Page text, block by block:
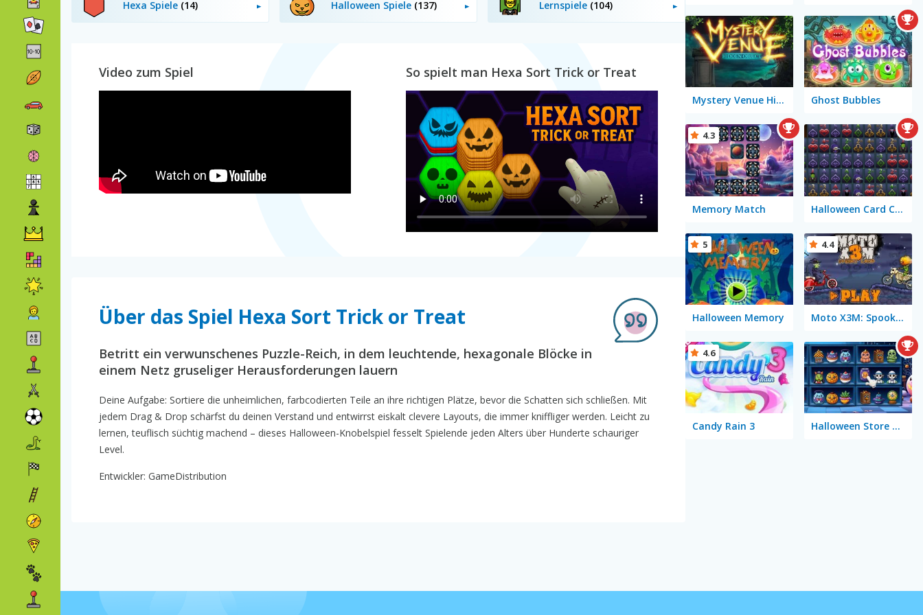
Hexa Spiele (14) Halloween Spiele (137) Lernspiele (104)
Video zum Spiel So spielt man Hexa Sort Trick or Treat
Über das Spiel Hexa Sort Trick or Treat
Betritt ein verwunschenes Puzzle-Reich, in dem leuchtende, hexagonale Blöcke in
einem Netz gruseliger Herausforderungen lauern
Deine Aufgabe: Sortiere die unheimlichen, farbcodierten Teile an ihre richtigen Plätze, bevor die Schatten sich schließen. Mit
jedem Drag & Drop schärfst du deinen Verstand und entwirrst eiskalt clevere Layouts, die immer kniffliger werden. Leicht zu
lernen, teuflisch süchtig machend – dieses Halloween-Knobelspiel fesselt Spielende jeden Alters über Hunderte schauriger
Level.
Entwickler: GameDistribution
Mystery Venue Hidden Object Ghost Bubbles
Memory Match
4.3
Halloween Card Connect
Halloween Memory
5
Moto X3M: Spooky Land
4.4
Candy Rain 3
4.6
Halloween Store Sort